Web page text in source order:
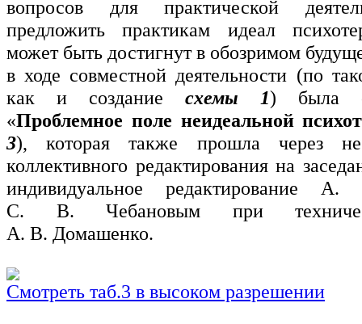
вопросов для практической
предложить практикам идеал
может быть достигнут в обозримом
в ходе совместной деятельности (по
как и создание схемы 1) была
«Проблемное поле неидеальной
3), которая также прошла через
коллективного редактирования на
индивидуальное редактирование
С. В. Чебановым при
А. В. Домашенко.
Смотреть таб.3 в высоком разрешении